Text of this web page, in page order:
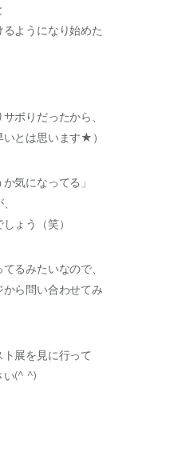
ようになり始めた
ボりだったから、
とは思います★）
気になってる」
ょう（笑）
るみたいなので、
ら問い合わせてみ
展を見に行って
い(^ ^)